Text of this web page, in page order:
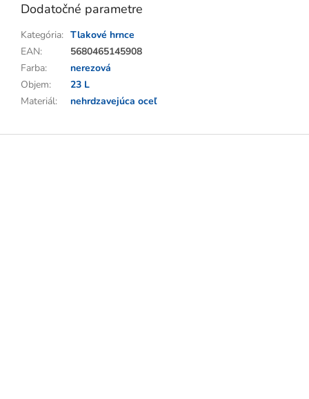
Dodatočné parametre
Kategória: Tlakové hrnce
EAN:
5680465145908
Farba:
nerezová
Objem:
23 L
Materiál: nehrdzavejúca oceľ
Z